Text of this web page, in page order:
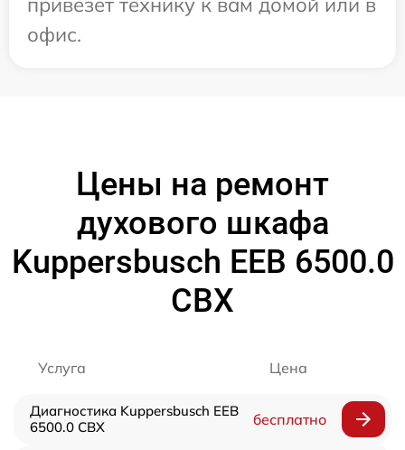
офис.
Цены на ремонт
духового шкафа
Kuppersbusch EEB 6500.0
CBX
Услуга Цена
Диагностика Kuppersbusch EEB
6500.0 CBX
бесплатно